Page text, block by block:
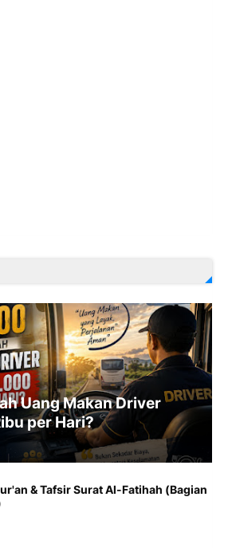
Uang Makan Driver
per Hari?
& Tafsir Surat Al-Fatihah (Bagian